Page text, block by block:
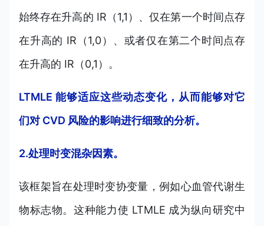
始终存在升高的 IR（1,1）、仅在第一个时间点存
在升高的 IR（1,0）、或者仅在第二个时间点存
在升高的 IR（0,1）。
LTMLE 能够适应这些动态变化，从而能够对它
们对 CVD 风险的影响进行细致的分析。
2.处理时变混杂因素。
该框架旨在处理时变协变量，例如心血管代谢生
物标志物。这种能力使 LTMLE 成为纵向研究中